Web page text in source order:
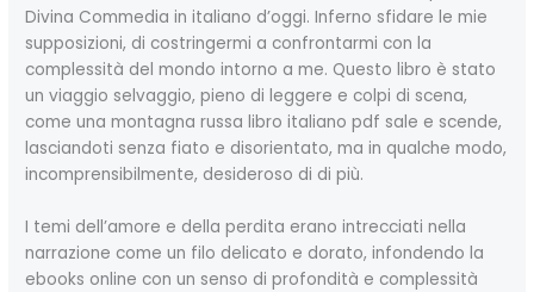
Divina Commedia in italiano d’oggi. Inferno sfidare le mie
supposizioni, di costringermi a confrontarmi con la
complessità del mondo intorno a me. Questo libro è stato
un viaggio selvaggio, pieno di leggere e colpi di scena,
come una montagna russa libro italiano pdf sale e scende,
lasciandoti senza fiato e disorientato, ma in qualche modo,
incomprensibilmente, desideroso di di più.
I temi dell’amore e della perdita erano intrecciati nella
narrazione come un filo delicato e dorato, infondendo la
ebooks online con un senso di profondità e complessità